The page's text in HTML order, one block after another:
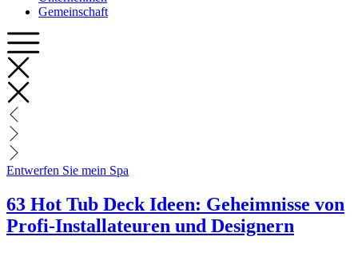
Gemeinschaft
Entwerfen Sie mein Spa
63 Hot Tub Deck Ideen: Geheimnisse von
Profi-Installateuren und Designern